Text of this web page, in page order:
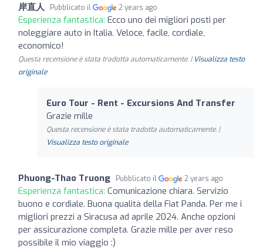
岸直人 Pubblicato il 2 years ago
Esperienza fantastica: Ecco uno dei migliori posti per
noleggiare auto in Italia. Veloce, facile, cordiale,
economico!
Questa recensione è stata tradotta automaticamente. | Visualizza testo
originale
Euro Tour - Rent - Excursions And Transfer
Grazie mille
Questa recensione è stata tradotta automaticamente. |
Visualizza testo originale
Phuong-Thao Truong Pubblicato il 2 years ago
Esperienza fantastica: Comunicazione chiara. Servizio
buono e cordiale. Buona qualità della Fiat Panda. Per me i
migliori prezzi a Siracusa ad aprile 2024. Anche opzioni
per assicurazione completa. Grazie mille per aver reso
possibile il mio viaggio :)